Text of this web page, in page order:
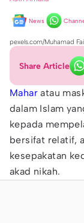
News
pexels.com/Muhamad
Share Article
Mahar atau
dalam Islam
kepada
bersifat relatif,
kesepakatan
akad nikah.